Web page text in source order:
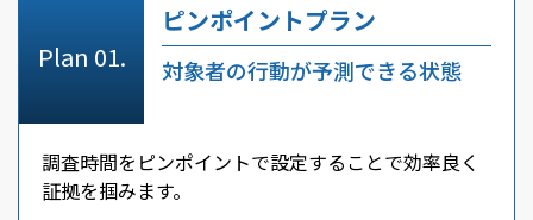
ピンポイントプラン
対象者の行動が予測できる状態
調査時間をピンポイントで設定することで効率良く
証拠を掴みます。